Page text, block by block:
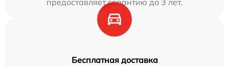
предоставляет гарантию до 3 лет.
Бесплатная доставка